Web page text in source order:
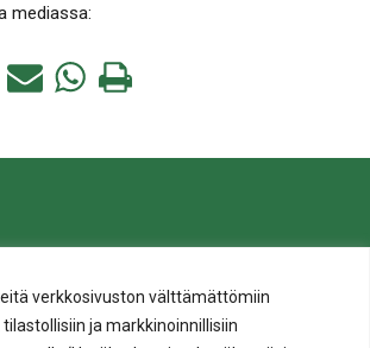
verkkosivuston välttämättömiin
ja markkinoinnillisiin
mediassa:
Jaa Jaa Tulosta